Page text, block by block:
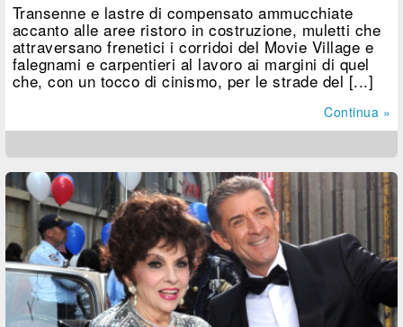
Transenne e lastre di compensato ammucchiate
accanto alle aree ristoro in costruzione, muletti che
attraversano frenetici i corridoi del Movie Village e
falegnami e carpentieri al lavoro ai margini di quel
che, con un tocco di cinismo, per le strade del [...]
Continua »